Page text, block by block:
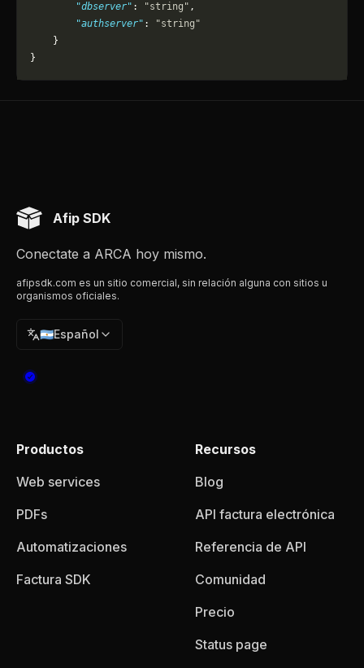
        "dbserver"
: "string" ,
        "authserver"
:
"string"
    }
}
Afip SDK
Conectate a ARCA hoy mismo.
afipsdk.com es un sitio comercial, sin relación alguna con sitios u
organismos oficiales.
🇦🇷Español
Productos
Web services
PDFs
Automatizaciones
Factura SDK
Recursos
Blog
API factura electrónica
Referencia de API
Comunidad
Precio
Status page